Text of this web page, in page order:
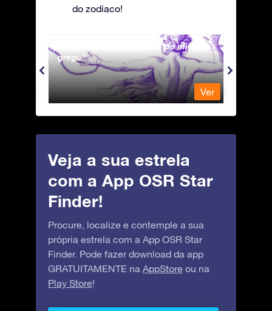
do zodíaco!
Andromeda - A Princesa do mito
grego
Ver
Veja a sua estrela
com a App OSR Star
Finder!
Procure, localize e contemple a sua
própria estrela com a App OSR Star
Finder. Pode fazer download da app
GRATUITAMENTE na AppStore ou na
Play Store!